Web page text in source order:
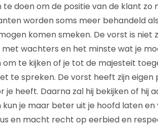
doen om de positie van de klant zo
worden soms meer behandeld
komen smeken. De vorst is niet
wachters en het minste wat je
om te kijken of je tot de majesteit
te spreken. De vorst heeft zijn
heeft. Daarna zal hij bekijken of hij
je maar beter uit je hoofd laten
en macht recht op eerbied en